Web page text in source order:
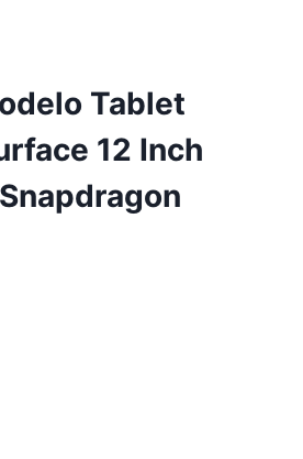
Tablet
12 Inch